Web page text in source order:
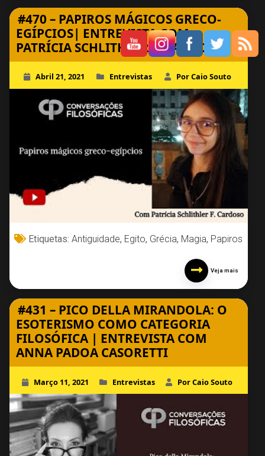
#470 – PAPIROS MÁGICOS GRECO-
EGÍPCIOS| ENTREVISTA COM
PATRÍCIA SCHLITHLER F. CARDOSO
Abril 21, 2021 Entrevistas Por Caio Souto
Etiquetas: Antiguidade, Egito, Grécia, Magia, Papiros
Veja mais
#431 – PICO DELLA MIRANDOLA: O
ESOTERISMO COMO CATEGORIA
FILOSÓFICA | ENTREVISTA COM
ANNA PADOA CASORETTI
Março 11, 2021 Entrevistas Por Caio Souto